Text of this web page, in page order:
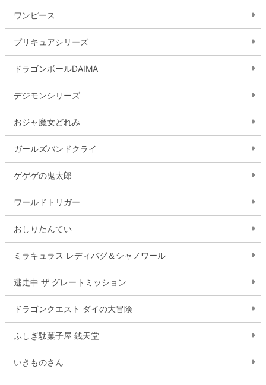
ワンピース
プリキュアシリーズ
ドラゴンボールDAIMA
デジモンシリーズ
おジャ魔女どれみ
ガールズバンドクライ
ゲゲゲの鬼太郎
ワールドトリガー
おしりたんてい
ミラキュラス レディバグ＆シャノワール
逃走中 ザ グレートミッション
ドラゴンクエスト ダイの大冒険
ふしぎ駄菓子屋 銭天堂
いきものさん